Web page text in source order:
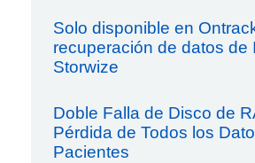
Solo disponible en
recuperación de datos de
Storwize
Doble Falla de Disco de
Pérdida de Todos los
Pacientes